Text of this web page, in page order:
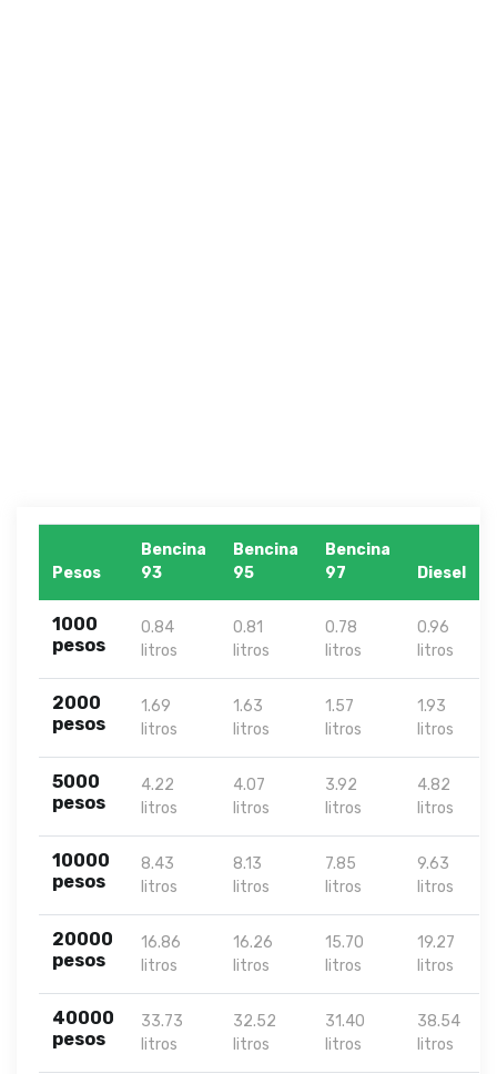
Pesos
Bencina
93
Bencina
95
Bencina
97
Diesel
1000
pesos
0.84
litros
0.81
litros
0.78
litros
0.96
litros
2000
pesos
1.69
litros
1.63
litros
1.57
litros
1.93
litros
5000
pesos
4.22
litros
4.07
litros
3.92
litros
4.82
litros
10000
pesos
8.43
litros
8.13
litros
7.85
litros
9.63
litros
20000
pesos
16.86
litros
16.26
litros
15.70
litros
19.27
litros
40000
pesos
33.73
litros
32.52
litros
31.40
litros
38.54
litros